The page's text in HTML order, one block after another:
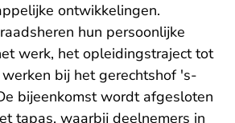
ontwikkelingen.
hun persoonlijke
werk, het opleidingstraject tot
bij het gerechtshof 's-
bijeenkomst wordt afgesloten
tapas, waarbij deelnemers in